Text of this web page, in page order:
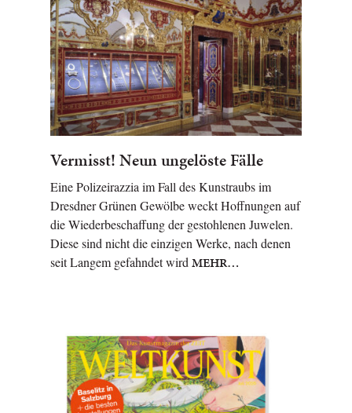
Vermisst! Neun ungelöste Fälle
Eine Polizeirazzia im Fall des Kunstraubs im
Dresdner Grünen Gewölbe weckt Hoffnungen auf
die Wiederbeschaffung der gestohlenen Juwelen.
Diese sind nicht die einzigen Werke, nach denen
seit Langem gefahndet wirdMEHR…